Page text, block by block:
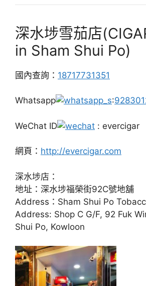
深水埗雪茄店
in Sham Shui Po)
國內查詢： 18717731351
Whatsapp :
WeChat ID : evercigar
網頁： http://evercigar.com
深水埗店：
地址：深水埗福榮街92C號地舖
Address：Sham Shui Po
Address: Shop C G/F, 92 Fuk
Shui Po, Kowloon